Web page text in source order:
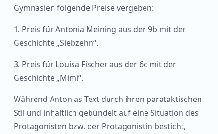
Gymnasien folgende Preise vergeben:
1. Preis für Antonia Meining aus der 9b mit der
Geschichte „Siebzehn“.
3. Preis für Louisa Fischer aus der 6c mit der
Geschichte „Mimi“.
Während Antonias Text durch ihren parataktischen
Stil und inhaltlich gebündelt auf eine Situation des
Protagonisten bzw. der Protagonistin besticht,